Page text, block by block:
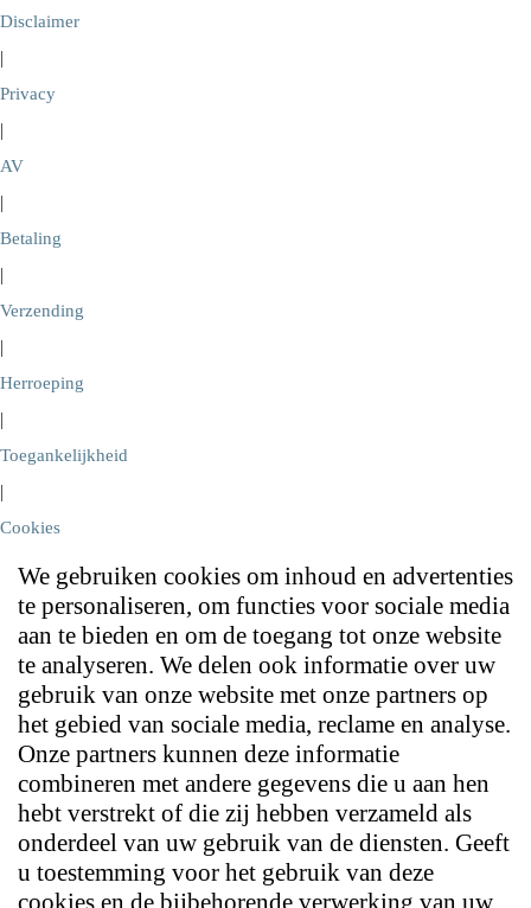
Disclaimer
|
Privacy
|
AV
|
Betaling
|
Verzending
|
Herroeping
|
Toegankelijkheid
|
Cookies
We gebruiken cookies om inhoud en advertenties
te personaliseren, om functies voor sociale media
aan te bieden en om de toegang tot onze website
te analyseren. We delen ook informatie over uw
gebruik van onze website met onze partners op
het gebied van sociale media, reclame en analyse.
Onze partners kunnen deze informatie
combineren met andere gegevens die u aan hen
hebt verstrekt of die zij hebben verzameld als
onderdeel van uw gebruik van de diensten. Geeft
u toestemming voor het gebruik van deze
cookies en de bijbehorende verwerking van uw